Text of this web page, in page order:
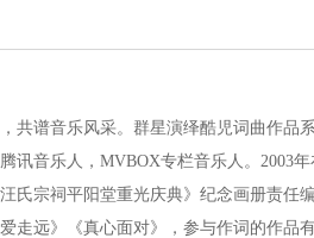
共谱音乐风采。群星演绎酷児词曲作品
讯音乐人，MVBOX专栏音乐人。2003
氏宗祠平阳堂重光庆典》纪念画册责任
走远》《真心面对》，参与作词的作品